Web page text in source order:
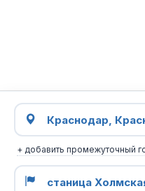
+ добавить промежуточный